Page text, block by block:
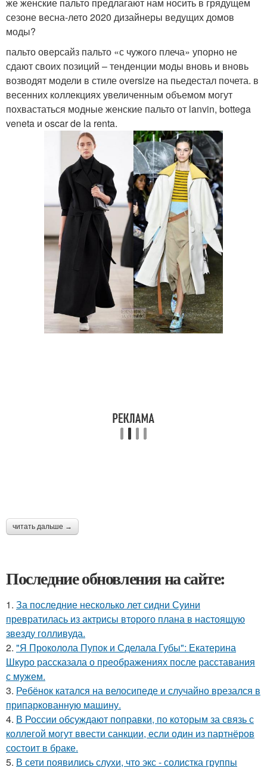
сезоне весна-лето 2020 дизайнеры ведущих домов
моды?
пальто оверсайз пальто «с чужого плеча» упорно не
сдают своих позиций – тенденции моды вновь и вновь
возводят модели в стиле oversize на пьедестал почета. в
весенних коллекциях увеличенным объемом могут
похвастаться модные женские пальто от lanvin, bottega
veneta и oscar de la renta.
читать дальше →
Последние обновления на сайте:
1. За последние несколько лет сидни Суини
превратилась из актрисы второго плана в настоящую
звезду голливуда.
2. "Я Проколола Пупок и Сделала Губы": Екатерина
Шкуро рассказала о преображениях после расставания
с мужем.
3. Ребёнок катался на велосипеде и случайно врезался в
припаркованную машину.
4. В России обсуждают поправки, по которым за связь с
коллегой могут ввести санкции, если один из партнёров
состоит в браке.
5. В сети появились слухи, что экс - солистка группы